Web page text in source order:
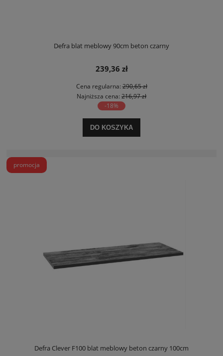
Defra blat meblowy 90cm beton czarny
239,36 zł
Cena regularna:290,65 zł
Najniższa cena: 216,97 zł
-18%
DO KOSZYKA
Defra Clever F100 blat meblowy beton czarny 100cm
promocja